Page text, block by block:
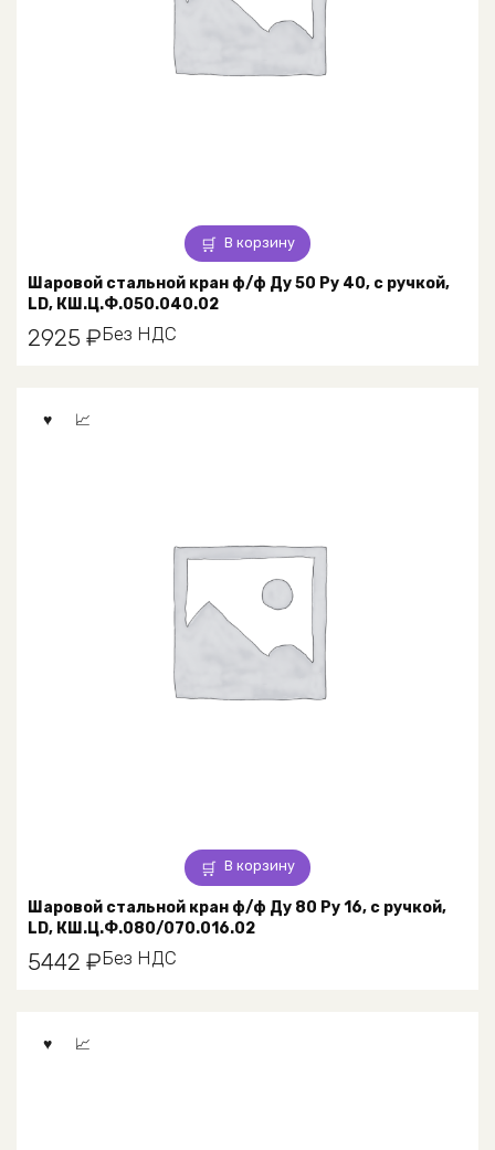
В корзину
Шаровой стальной кран ф/ф Ду 50 Ру 40, с ручкой,
LD, КШ.Ц.Ф.050.040.02
2925 ₽Без НДС
В корзину
Шаровой стальной кран ф/ф Ду 80 Ру 16, с ручкой,
LD, КШ.Ц.Ф.080/070.016.02
5442 ₽Без НДС